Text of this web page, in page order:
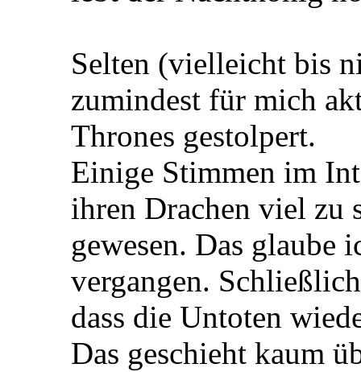
Selten (vielleicht bis
zumindest für mich
Thrones gestolpert.
Einige Stimmen im
ihren Drachen viel zu
gewesen. Das glaube
vergangen.
dass die Untoten
Das geschieht kaum